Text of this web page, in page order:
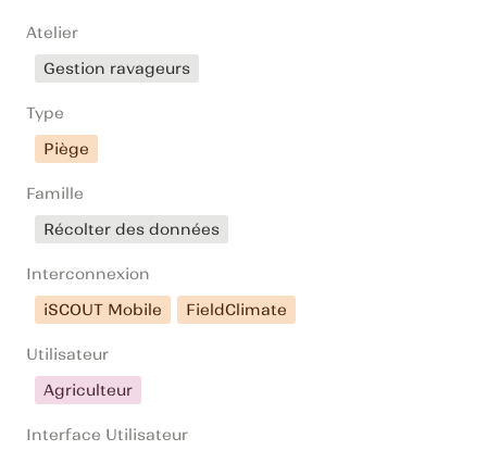
Atelier
Gestion ravageurs
Type
Piège
Famille
Récolter des données
Interconnexion
iSCOUT Mobile
FieldClimate
Utilisateur
Agriculteur
Interface Utilisateur